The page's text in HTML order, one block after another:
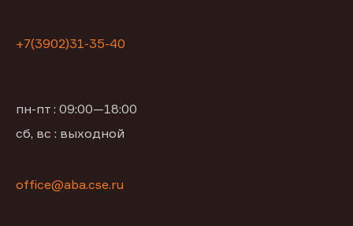
+7(3902)31-35-40
пн-пт : 09:00—18:00
сб, вс : выходной
office@aba.cse.ru